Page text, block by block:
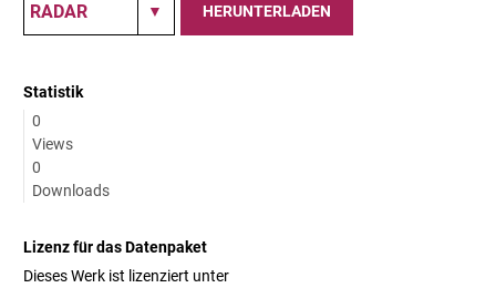
HERUNTERLADEN
Statistik
0
Views
0
Downloads
Lizenz für das Datenpaket
Dieses Werk ist lizenziert unter